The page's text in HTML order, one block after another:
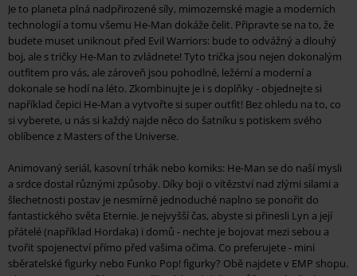
Je to planeta plná nadpřirozené síly, mimozemské magie a moderních
technologií a tomu všemu He-Man dokáže čelit. Připravte se na to, že
budete muset uniknout před Evil Warriors: bude to odvážný a dlouhý
boj, ale s tričky He-Man to zvládnete! Tyto trička jsou nejen dokonalým
outfitem pro vás, ale zároveň jsou pohodlné, ležérní a moderní a
dokonale se hodí na léto. Zkombinujte je i s doplňky - objednejte si
například čepici He-Man a vytvořte si super outfit! Bez ohledu na to, co
si vyberete, u nás si každý najde něco do šatníku s potiskem svého
oblíbence z Masters of the Universe.
Animovaný seriál, kasovní trhák nebo komiks: He-Man se do naší mysli
a srdce dostal různými způsoby. Díky boji o vítězství nad zlými silami a
šlechetnosti postav je nesmírně jednoduché naplno se ponořit do
fantastického světa Eternie. Je nejvyšší čas, abyste si přinesli Lyn a její
přátelé (například Hordaka) i domů - nechte je bojovat mezi sebou a
tvořit spojenectví přímo před vašima očima. Co preferujete - mini
sběratelské figurky nebo Funko Pop! figurky? Obě najdete v EMP shopu.